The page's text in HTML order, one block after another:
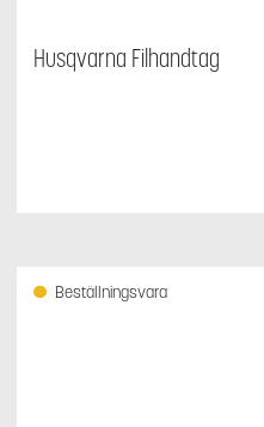
Husqvarna Filhandtag
Beställningsvara